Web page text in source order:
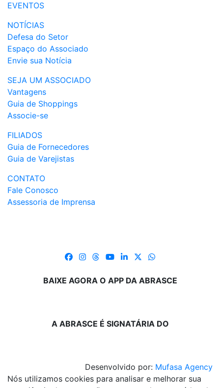
EVENTOS
NOTÍCIAS
Defesa do Setor
Espaço do Associado
Envie sua Notícia
SEJA UM ASSOCIADO
Vantagens
Guia de Shoppings
Associe-se
FILIADOS
Guia de Fornecedores
Guia de Varejistas
CONTATO
Fale Conosco
Assessoria de Imprensa
BAIXE AGORA O APP DA ABRASCE
A ABRASCE É SIGNATÁRIA DO
Desenvolvido por: Mufasa Agency
Nós utilizamos cookies para analisar e melhorar sua